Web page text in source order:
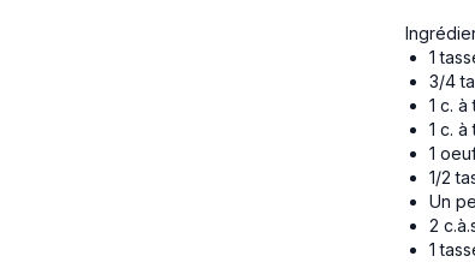
1
3/4
1 c.
1c. à
1
1/2
Un
2
1